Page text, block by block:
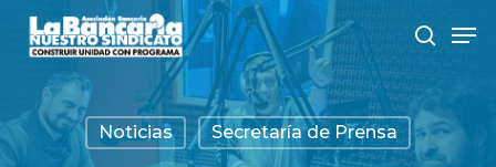
main
content
search
Noticias Secretaría de Prensa